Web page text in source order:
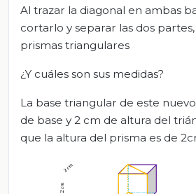
Al trazar la diagonal en ambas
cortarlo y separar las dos
prismas triangulares
¿Y cuáles son sus medidas?
La base triangular de este
de base y 2 cm de altura del
que la altura del prisma es de